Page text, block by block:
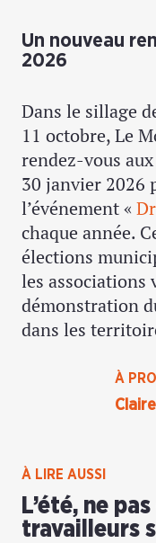
Un nouveau
2026
À
Dans le sillage
11 octobre, Le
rendez-vous
30 janvier 2026
l’événement «
chaque année.
élections
les associations
démonstration
dans les
À LIRE AUSSI
L’été, ne
travailleurs